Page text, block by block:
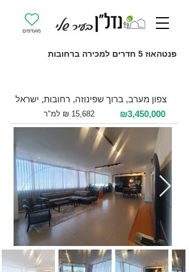
מועדפים
פנטהאוז 5 חדרים למכירה ברחובות
צפון מערב, ברוך שפינוזה, רחובות, ישראל
₪3,450,000